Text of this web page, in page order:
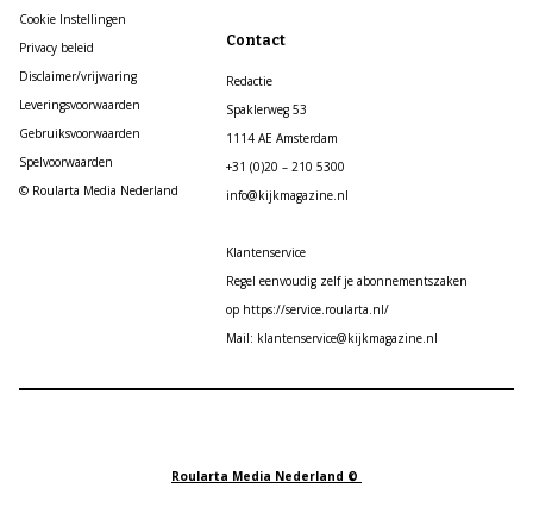
Cookie Instellingen
Privacy beleid
Disclaimer/vrijwaring
Leveringsvoorwaarden
Gebruiksvoorwaarden
Spelvoorwaarden
© Roularta Media Nederland
Contact
Redactie
Spaklerweg 53
1114 AE Amsterdam
+31 (0)20 – 210 5300
info@kijkmagazine.nl
Klantenservice
Regel eenvoudig zelf je abonnementszaken
op https://service.roularta.nl/
Mail: klantenservice@kijkmagazine.nl
Roularta Media Nederland ©